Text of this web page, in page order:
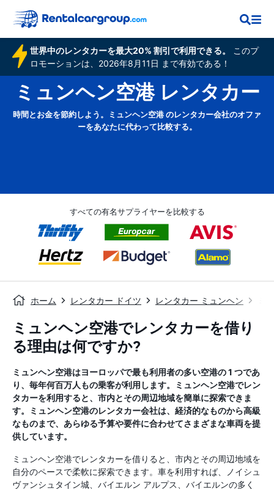
世界中のレンタカーを最大20% 割引で利用できる。
このプ
ロモーションは、2026年8月11日 まで有効である！
ミュンヘン空港 レンタカー
時間とお金を節約しよう。ミュンヘン空港 のレンタカー会社のオファ
ーをあなたに代わって比較する。
すべての有名サプライヤーを比較する
ホーム レンタカー ドイツ レンタカー ミュンヘン
ミュンヘン空港でレンタカーを借り
る理由は何ですか?
ミュンヘン空港はヨーロッパで最も利用者の多い空港の 1 つであ
り、毎年何百万人もの乗客が利用します。ミュンヘン空港でレン
タカーを利用すると、市内とその周辺地域を簡単に探索できま
す。ミュンヘン空港のレンタカー会社は、経済的なものから高級
なものまで、あらゆる予算や要件に合わせてさまざまな車両を提
供しています。
ミュンヘン空港でレンタカーを借りると、市内とその周辺地域を
自分のペースで柔軟に探索できます。車を利用すれば、ノイシュ
ヴァンシュタイン城、バイエルン アルプス、バイエルンの多く